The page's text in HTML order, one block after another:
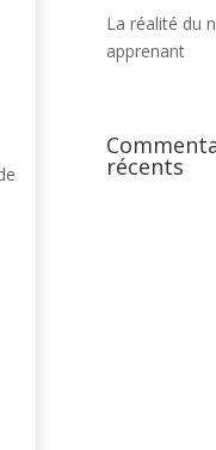
La réalité du
apprenant
récents